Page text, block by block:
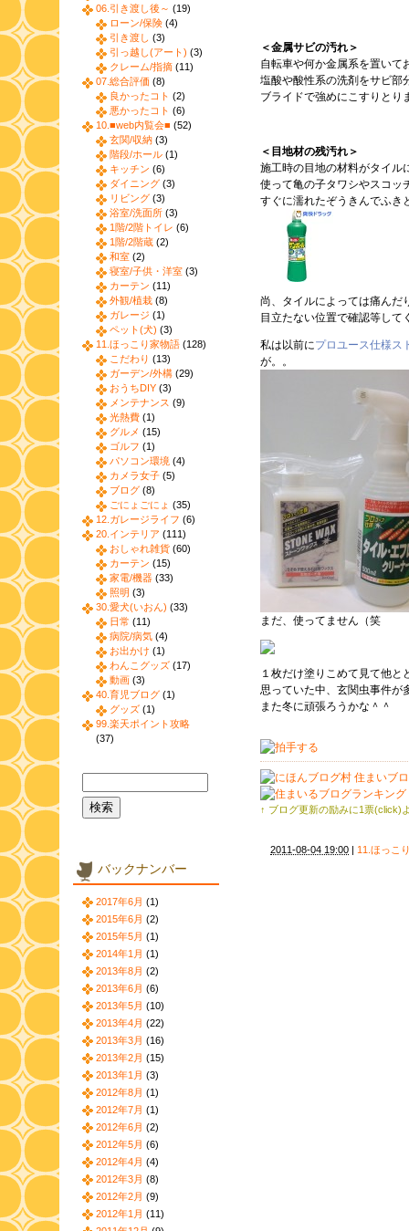
＜金属サビの汚れ＞
自転車や何か金属系を置いて
塩酸や酸性系の洗剤をサビ部
ブライドで強めにこすりとり
＜目地材の残汚れ＞
施工時の目地の材料がタイル
使って亀の子タワシやスコッ
すぐに濡れたぞうきんでふき
尚、タイルによっては痛んだ
目立たない位置で確認等して
私は以前にプロユース仕様ス
が。。
まだ、使ってません（笑
１枚だけ塗りこめて見て他
思っていた中、玄関虫事件が
また冬に頑張ろうかな＾＾
↑ ブログ更新の励みに1票(click)
2011-08-04 19:00 | 11.ほっこ
06.引き渡し後～ (19)
ローン/保険 (4)
引き渡し (3)
引っ越し(アート) (3)
クレーム/指摘 (11)
07.総合評価 (8)
良かったコト (2)
悪かったコト (6)
10.■web内覧会■ (52)
玄関/収納 (3)
階段/ホール (1)
キッチン (6)
ダイニング (3)
リビング (3)
浴室/洗面所 (3)
1階/2階トイレ (6)
1階/2階蔵 (2)
和室 (2)
寝室/子供・洋室 (3)
カーテン (11)
外観/植栽 (8)
ガレージ (1)
ペット(犬) (3)
11.ほっこり家物語 (128)
こだわり (13)
ガーデン/外構 (29)
おうちDIY (3)
メンテナンス (9)
光熱費 (1)
グルメ (15)
ゴルフ (1)
パソコン環境 (4)
カメラ女子 (5)
ブログ (8)
ごにょごにょ (35)
12.ガレージライフ (6)
20.インテリア (111)
おしゃれ雑貨 (60)
カーテン (15)
家電/機器 (33)
照明 (3)
30.愛犬(いおん) (33)
日常 (11)
病院/病気 (4)
お出かけ (1)
わんこグッズ (17)
動画 (3)
40.育児ブログ (1)
グッズ (1)
99.楽天ポイント攻略
(37)
バックナンバー
2017年6月 (1)
2015年6月 (2)
2015年5月 (1)
2014年1月 (1)
2013年8月 (2)
2013年6月 (6)
2013年5月 (10)
2013年4月 (22)
2013年3月 (16)
2013年2月 (15)
2013年1月 (3)
2012年8月 (1)
2012年7月 (1)
2012年6月 (2)
2012年5月 (6)
2012年4月 (4)
2012年3月 (8)
2012年2月 (9)
2012年1月 (11)